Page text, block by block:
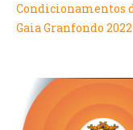
PLANO E ORÇAMENTO
RELATÓRIO E CONTAS
Condicionamentos
Gaia Granfondo 2022